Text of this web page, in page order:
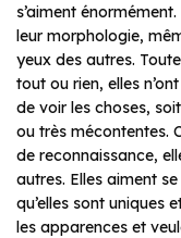
s’aiment
leur morphologie,
yeux des autres.
tout ou rien, elles
de voir les choses,
ou très mécontentes.
de reconnaissance,
autres. Elles aiment
qu’elles sont uniques
les apparences et